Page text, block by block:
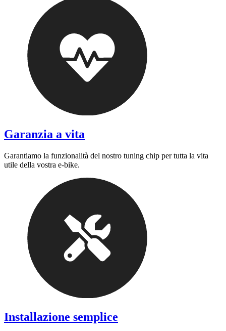
Garanzia a vita
Garantiamo la funzionalità del nostro tuning chip per tutta la vita
utile della vostra e-bike.
Installazione semplice